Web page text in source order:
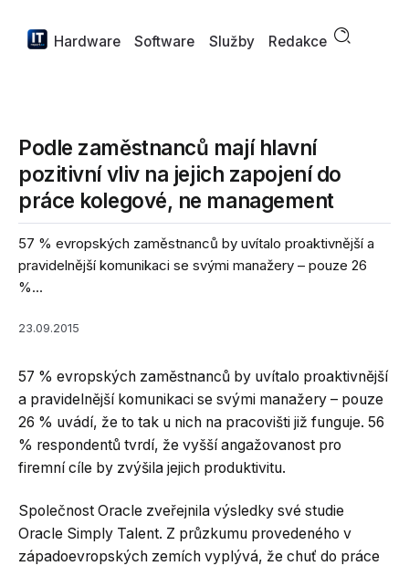
Hardware Software Služby Redakce
Podle zaměstnanců mají hlavní
pozitivní vliv na jejich zapojení do
práce kolegové, ne management
57 % evropských zaměstnanců by uvítalo proaktivnější a
pravidelnější komunikaci se svými manažery – pouze 26
%...
23.09.2015
57 % evropských zaměstnanců by uvítalo proaktivnější
a pravidelnější komunikaci se svými manažery – pouze
26 % uvádí, že to tak u nich na pracovišti již funguje. 56
% respondentů tvrdí, že vyšší angažovanost pro
firemní cíle by zvýšila jejich produktivitu.
Společnost Oracle zveřejnila výsledky své studie
Oracle Simply Talent. Z průzkumu provedeného v
západoevropských zemích vyplývá, že chuť do práce